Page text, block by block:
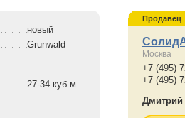
новый
Grunwald
27-34 куб.м
Продавец
Москва
+7 (495)
+7 (495)
Дмитрий